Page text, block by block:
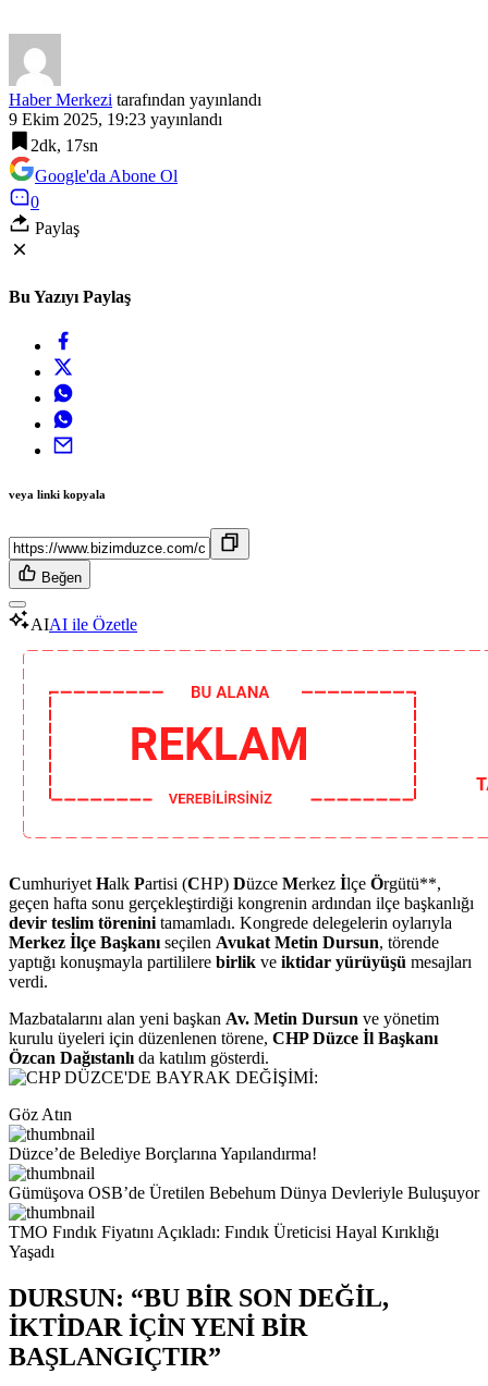
Haber Merkezi tarafından yayınlandı
9 Ekim 2025, 19:23 yayınlandı
2dk, 17sn
Google'da Abone Ol
0
Paylaş
Bu Yazıyı Paylaş
veya linki kopyala
Beğen
AIAI ile Özetle
Cumhuriyet Halk Partisi (CHP) Düzce Merkez İlçe Örgütü**,
geçen hafta sonu gerçekleştirdiği kongrenin ardından ilçe başkanlığı
devir teslim törenini tamamladı. Kongrede delegelerin oylarıyla
Merkez İlçe Başkanı seçilen Avukat Metin Dursun, törende
yaptığı konuşmayla partililere birlik ve iktidar yürüyüşü mesajları
verdi.
Mazbatalarını alan yeni başkan Av. Metin Dursun ve yönetim
kurulu üyeleri için düzenlenen törene, CHP Düzce İl Başkanı
Özcan Dağıstanlı da katılım gösterdi.
Göz Atın
Düzce’de Belediye Borçlarına Yapılandırma!
Gümüşova OSB’de Üretilen Bebehum Dünya Devleriyle Buluşuyor
TMO Fındık Fiyatını Açıkladı: Fındık Üreticisi Hayal Kırıklığı
Yaşadı
DURSUN: “BU BİR SON DEĞİL,
İKTİDAR İÇİN YENİ BİR
BAŞLANGIÇTIR”